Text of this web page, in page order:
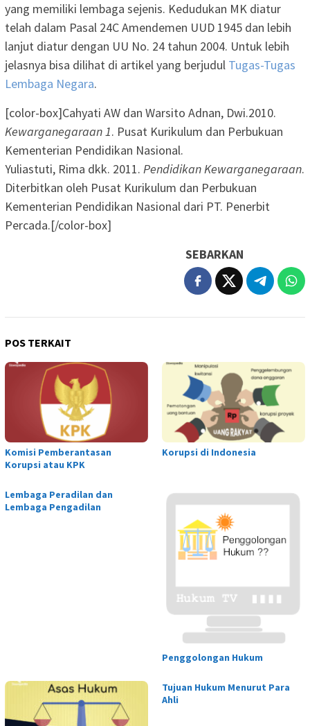
yang memiliki lembaga sejenis. Kedudukan MK diatur
telah dalam Pasal 24C Amendemen UUD 1945 dan lebih
lanjut diatur dengan UU No. 24 tahun 2004. Untuk lebih
jelasnya bisa dilihat di artikel yang berjudul Tugas-Tugas
Lembaga Negara.
[color-box]Cahyati AW dan Warsito Adnan, Dwi.2010.
Kewarganegaraan 1. Pusat Kurikulum dan Perbukuan
Kementerian Pendidikan Nasional.
Yuliastuti, Rima dkk. 2011. Pendidikan Kewarganegaraan.
Diterbitkan oleh Pusat Kurikulum dan Perbukuan
Kementerian Pendidikan Nasional dari PT. Penerbit
Percada.[/color-box]
SEBARKAN
POS TERKAIT
Komisi Pemberantasan
Korupsi atau KPK
Korupsi di Indonesia
Lembaga Peradilan dan
Lembaga Pengadilan
Penggolongan Hukum
Tujuan Hukum Menurut Para
Ahli